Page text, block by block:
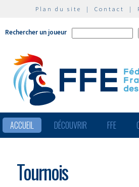
Plan du site | Contact |
Rechercher un joueur
ACCUEIL DÉCOUVRIR FFE
Tournois